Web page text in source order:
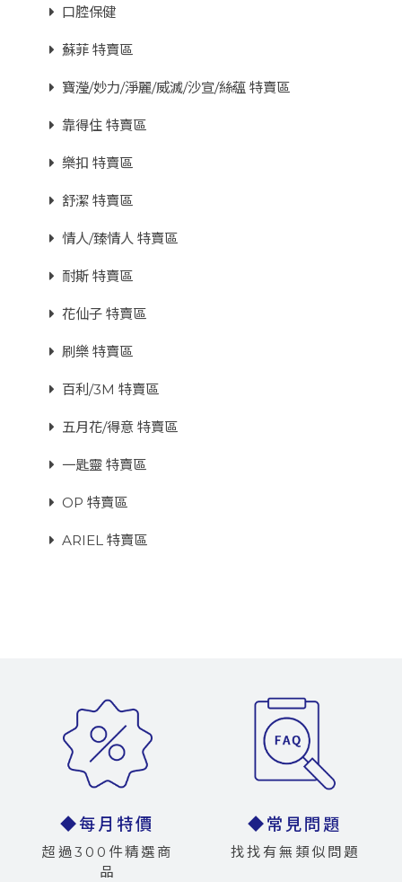
口腔保健
蘇菲 特賣區
寶瀅/妙力/淨麗/威滅/沙宣/絲蘊 特賣區
靠得住 特賣區
樂扣 特賣區
舒潔 特賣區
情人/臻情人 特賣區
耐斯 特賣區
花仙子 特賣區
刷樂 特賣區
百利/3M 特賣區
五月花/得意 特賣區
一匙靈 特賣區
OP 特賣區
ARIEL 特賣區
◆每月特價
超過300件精選商
品
◆常見問題
找找有無類似問題